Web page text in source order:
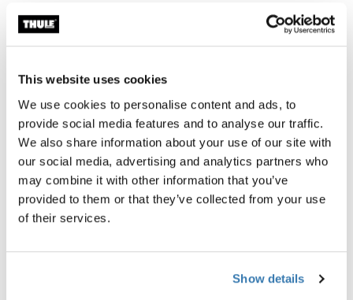
This website uses cookies
We use cookies to personalise content and ads, to
provide social media features and to analyse our traffic.
We also share information about your use of our site with
our social media, advertising and analytics partners who
may combine it with other information that you’ve
provided to them or that they’ve collected from your use
of their services.
Show details
Zubehör für Thule Panorama for
Thule Omnistor 6300
Online verfügbar Online verfügbar